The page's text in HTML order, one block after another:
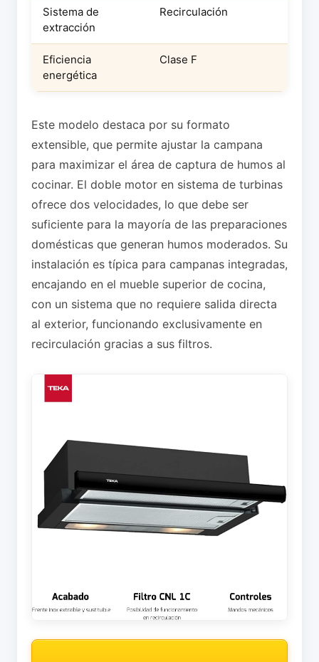
Sistema de
extracción
Recirculación
Eficiencia
energética
Clase F
Este modelo destaca por su formato
extensible, que permite ajustar la campana
para maximizar el área de captura de humos al
cocinar. El doble motor en sistema de turbinas
ofrece dos velocidades, lo que debe ser
suficiente para la mayoría de las preparaciones
domésticas que generan humos moderados. Su
instalación es típica para campanas integradas,
encajando en el mueble superior de cocina,
con un sistema que no requiere salida directa
al exterior, funcionando exclusivamente en
recirculación gracias a sus filtros.